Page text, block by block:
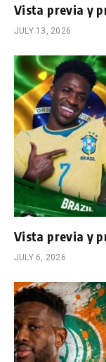
Vista previa y
JULY 13, 2026
Vista previa y
JULY 6, 2026